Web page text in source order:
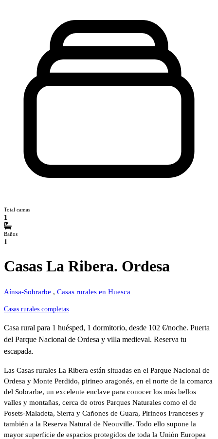
Total camas
1
Baños
1
Casas La Ribera. Ordesa
Aínsa-Sobrarbe , Casas rurales en Huesca
Casas rurales completas
Casa rural para 1 huésped, 1 dormitorio, desde 102 €/noche. Puerta
del Parque Nacional de Ordesa y villa medieval. Reserva tu
escapada.
Las Casas rurales La Ribera están situadas en el Parque Nacional de
Ordesa y Monte Perdido, pirineo aragonés, en el norte de la comarca
del Sobrarbe, un excelente enclave para conocer los más bellos
valles y montañas, cerca de otros Parques Naturales como el de
Posets-Maladeta, Sierra y Cañones de Guara, Pirineos Franceses y
también a la Reserva Natural de Neouville. Todo ello supone la
mayor superficie de espacios protegidos de toda la Unión Europea